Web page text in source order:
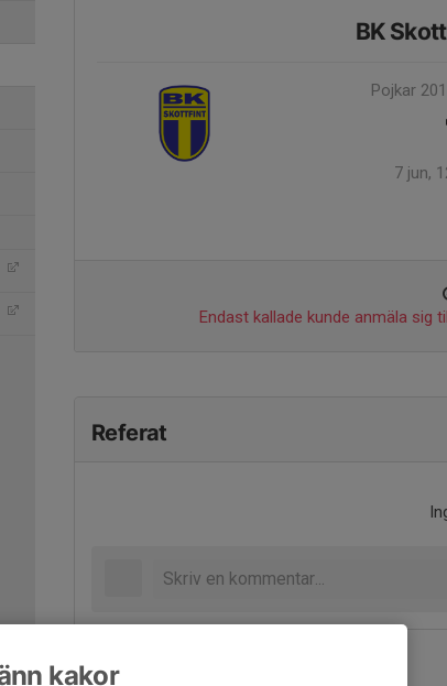
BK
Pojkar
7 jun,
Endast kallade kunde anmäla sig
Referat
kakor